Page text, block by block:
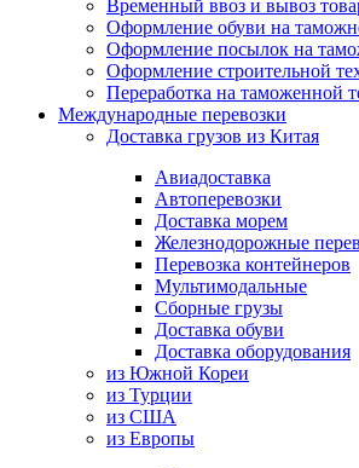
Временный ввоз и вывоз
Оформление обуви на
Оформление посылок на
Оформление строительной
Переработка на таможенной
Международные перевозки
Доставка грузов из Китая
Авиадоставка
Автоперевозки
Доставка морем
Железнодорожные
Перевозка контейнеров
Мультимодальные
Сборные грузы
Доставка обуви
Доставка оборудования
из Южной Кореи
из Турции
из США
из Европы